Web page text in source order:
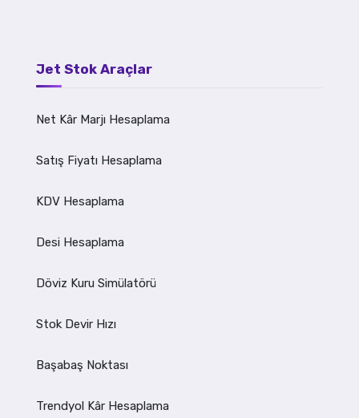
Jet Stok Araçlar
Net Kâr Marjı Hesaplama
Satış Fiyatı Hesaplama
KDV Hesaplama
Desi Hesaplama
Döviz Kuru Simülatörü
Stok Devir Hızı
Başabaş Noktası
Trendyol Kâr Hesaplama